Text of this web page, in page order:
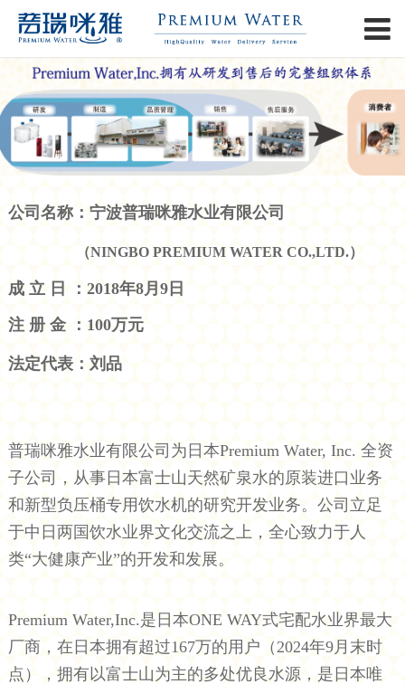
公司名称：宁波普瑞咪雅水业有限公司
（NINGBO PREMIUM WATER CO.,LTD.）
成 立 日 ：2018年8月9日
注 册 金 ：100万元
法定代表：刘品
普瑞咪雅水业有限公司为日本Premium Water, Inc. 全资
子公司，从事日本富士山天然矿泉水的原装进口业务
和新型负压桶专用饮水机的研究开发业务。公司立足
于中日两国饮水业界文化交流之上，全心致力于人
类“大健康产业”的开发和发展。
Premium Water,Inc.是日本ONE WAY式宅配水业界最大
厂商，在日本拥有超过167万的用户（2024年9月末时
点），拥有以富士山为主的多处优良水源，是日本唯